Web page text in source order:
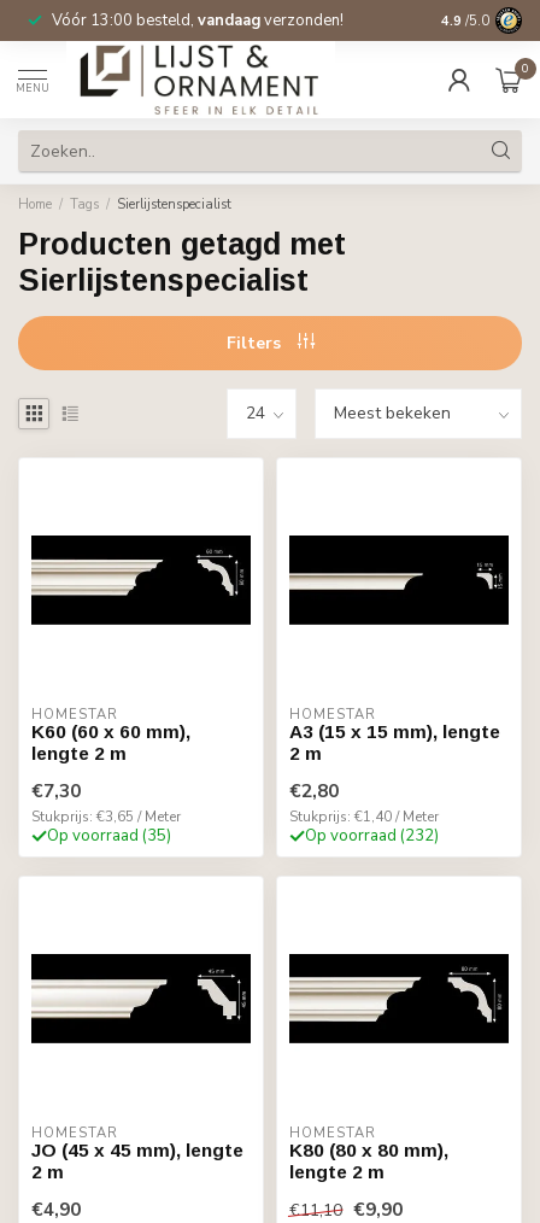
Vóór 13:00 besteld, vandaagverzonden! Gratis
4.9 /5.0
MENU
0
Home / Tags / Sierlijstenspecialist
Producten getagd met
Sierlijstenspecialist
Filters
HOMESTAR
K60 (60 x 60 mm),
lengte 2 m
€7,30
Stukprijs: €3,65 / Meter
Op voorraad (35)
HOMESTAR
A3 (15 x 15 mm), lengte
2 m
€2,80
Stukprijs: €1,40 / Meter
Op voorraad (232)
HOMESTAR
JO (45 x 45 mm), lengte
2 m
€4,90
HOMESTAR
K80 (80 x 80 mm),
lengte 2 m
€11,10 €9,90